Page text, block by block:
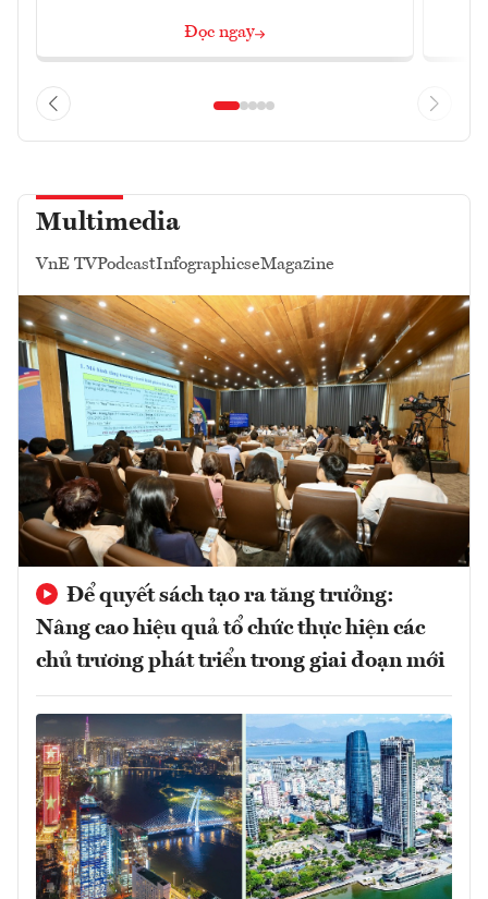
Đọc ngay
Multimedia
VnE TVPodcastInfographicseMagazine
Để quyết sách tạo ra tăng trưởng:
Nâng cao hiệu quả tổ chức thực hiện các
chủ trương phát triển trong giai đoạn mới